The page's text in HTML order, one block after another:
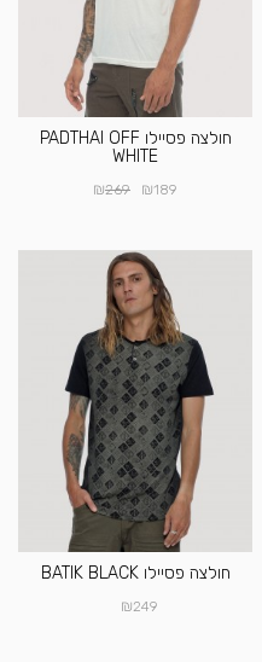
חולצה פסיילו PADTHAI OFF
WHITE
₪189
₪269
חולצה פסיילו BATIK BLACK
₪249